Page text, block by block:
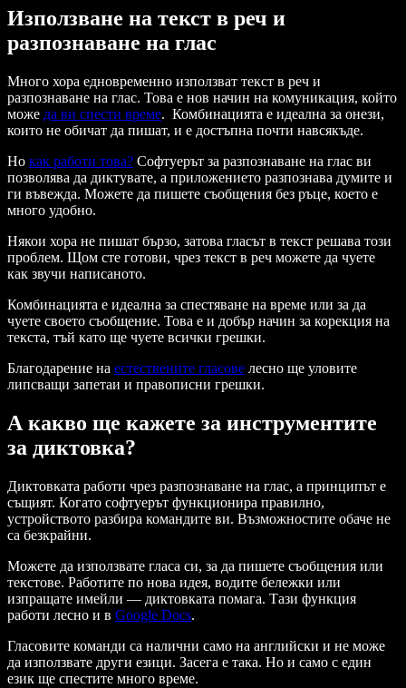
Използване на текст в реч и
разпознаване на глас
Много хора едновременно използват текст в реч и
разпознаване на глас. Това е нов начин на комуникация, който
може да ви спести време. Комбинацията е идеална за онези,
които не обичат да пишат, и е достъпна почти навсякъде.
Но как работи това? Софтуерът за разпознаване на глас ви
позволява да диктувате, а приложението разпознава думите и
ги въвежда. Можете да пишете съобщения без ръце, което е
много удобно.
Някои хора не пишат бързо, затова гласът в текст решава този
проблем. Щом сте готови, чрез текст в реч можете да чуете
как звучи написаното.
Комбинацията е идеална за спестяване на време или за да
чуете своето съобщение. Това е и добър начин за корекция на
текста, тъй като ще чуете всички грешки.
Благодарение на естествените гласове лесно ще уловите
липсващи запетаи и правописни грешки.
А какво ще кажете за инструментите
за диктовка?
Диктовката работи чрез разпознаване на глас, а принципът е
същият. Когато софтуерът функционира правилно,
устройството разбира командите ви. Възможностите обаче не
са безкрайни.
Можете да използвате гласа си, за да пишете съобщения или
текстове. Работите по нова идея, водите бележки или
изпращате имейли — диктовката помага. Тази функция
работи лесно и в Google Docs.
Гласовите команди са налични само на английски и не може
да използвате други езици. Засега е така. Но и само с един
език ще спестите много време.